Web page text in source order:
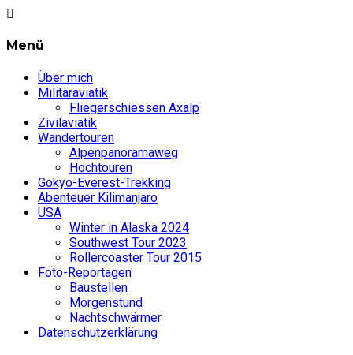
Menü
Über mich
Militäraviatik
Fliegerschiessen Axalp
Zivilaviatik
Wandertouren
Alpenpanoramaweg
Hochtouren
Gokyo-Everest-Trekking
Abenteuer Kilimanjaro
USA
Winter in Alaska 2024
Southwest Tour 2023
Rollercoaster Tour 2015
Foto-Reportagen
Baustellen
Morgenstund
Nachtschwärmer
Datenschutzerklärung